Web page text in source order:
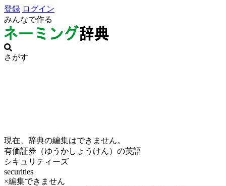
登録 ログイン
みんなで作る
さがす
現在、辞典の編集はできません。
有価証券（ゆうかしょうけん）の英語
シキュリティーズ
securities
×編集できません